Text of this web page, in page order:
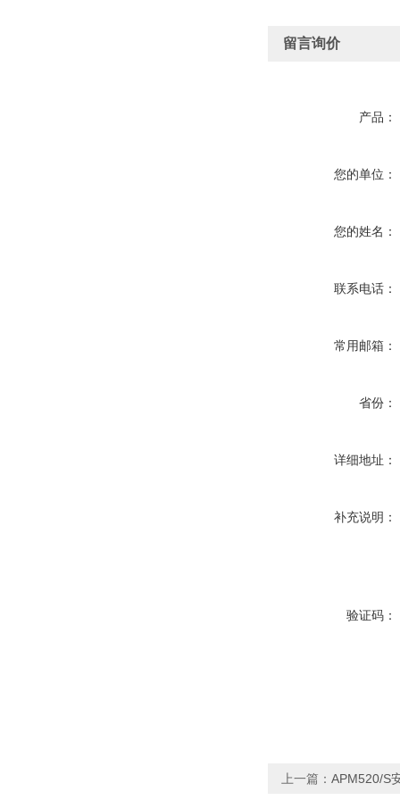
留言询价
产品：
您的单位：
您的姓名：
联系电话：
常用邮箱：
省份：
详细地址：
补充说明：
验证码：
上一篇： APM520/S